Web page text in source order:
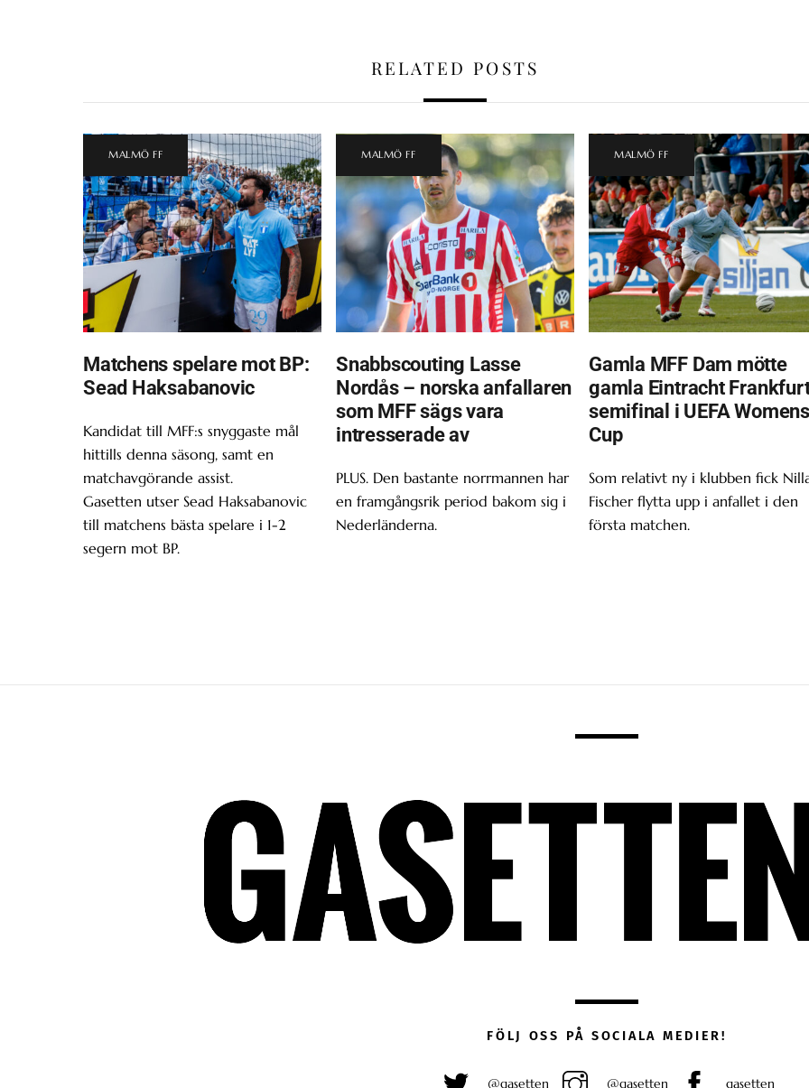
RELATED POSTS
MALMÖ FF
Matchens spelare mot BP:
Sead Haksabanovic
Kandidat till MFF:s snyggaste mål
hittills denna säsong, samt en
matchavgörande assist.
Gasetten utser Sead Haksabanovic
till matchens bästa spelare i 1-2
segern mot BP.
MALMÖ FF
Snabbscouting Lasse
Nordås – norska anfallaren
som MFF sägs vara
intresserade av
PLUS. Den bastante norrmannen har
en framgångsrik period bakom sig i
Nederländerna.
MALMÖ FF
Gamla MFF Dam mötte
gamla Eintracht
semifinal i UEFA Womens
Cup
Som relativt ny i klubben fick
Fischer flytta upp i anfallet i den
första matchen.
FÖLJ OSS PÅ SOCIALA MEDIER!
@gasetten @gasetten gasetten